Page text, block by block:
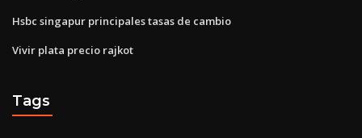
Hsbc singapur principales tasas de cambio
Vivir plata precio rajkot
Tags